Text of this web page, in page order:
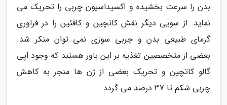
بدن را سرعت بخشیده و اکسیداسیون چربی را تحریک می
نماید. از سویی دیگر نقش کاتچین و کافئین را در فراوری
گرمای طبیعی بدن و چربی سوزی نمی توان منکر شد.
بعضی از متخصصین تغذیه بر این باور هستند که وجود اپی
گالو کاتچین و تحریک بعضی از ژن ها منجر به کاهش
چربی شکم تا 37 درصد می گردد.